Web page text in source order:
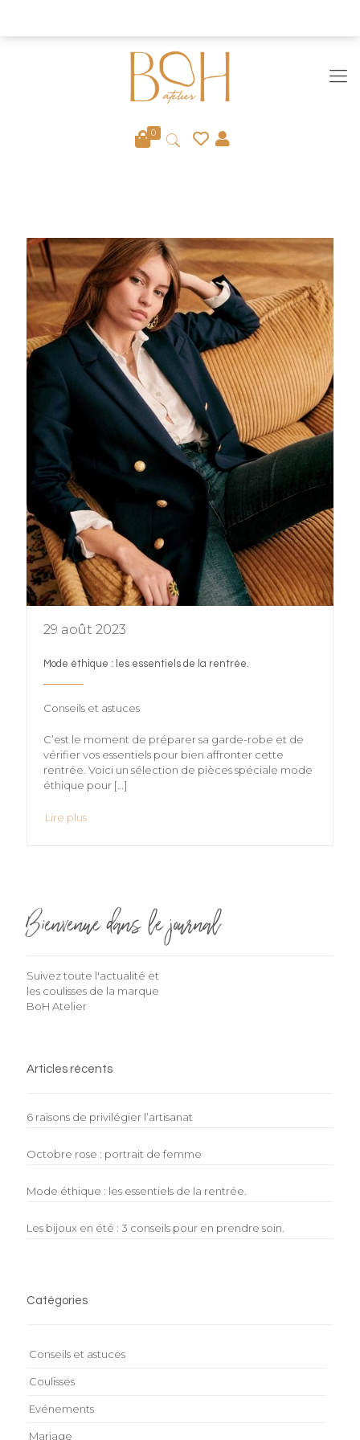
0
29 août 2023
Mode éthique : les essentiels de la rentrée.
Conseils et astuces
C’est le moment de préparer sa garde-robe et de
vérifier vos essentiels pour bien affronter cette
rentrée. Voici un sélection de pièces spéciale mode
éthique pour […]
Lire plus
Bienvenue dans le journal
Suivez toute l'actualité et
les coulisses de la marque
BoH Atelier
Articles récents
6 raisons de privilégier l’artisanat
Octobre rose : portrait de femme
Mode éthique : les essentiels de la rentrée.
Les bijoux en été : 3 conseils pour en prendre soin.
Catégories
Conseils et astuces
Coulisses
Evénements
Mariage